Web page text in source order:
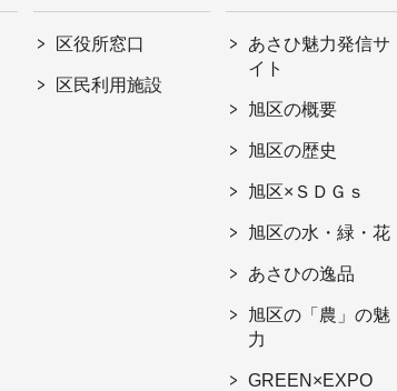
区役所窓口
区民利用施設
あさひ魅力発信サ
イト
旭区の概要
旭区の歴史
旭区×ＳＤＧｓ
旭区の水・緑・花
あさひの逸品
旭区の「農」の魅
力
GREEN×EXPO